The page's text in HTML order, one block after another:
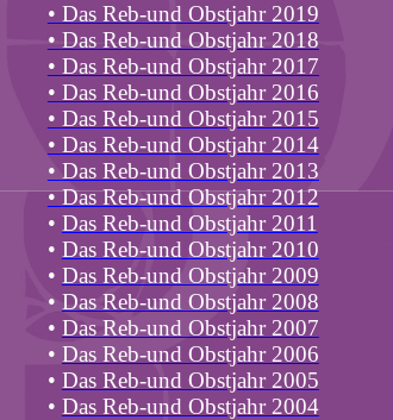
• Das Reb-und Obstjahr 2019
• Das Reb-und Obstjahr 2018
• Das Reb-und Obstjahr 2017
• Das Reb-und Obstjahr 2016
• Das Reb-und Obstjahr 2015
• Das Reb-und Obstjahr 2014
• Das Reb-und Obstjahr 2013
•Das Reb-und Obstjahr 2012
• Das Reb-und Obstjahr 2011
• Das Reb-und Obstjahr 2010
• Das Reb-und Obstjahr 2009
• Das Reb-und Obstjahr 2008
• Das Reb-und Obstjahr 2007
• Das Reb-und Obstjahr 2006
• Das Reb-und Obstjahr 2005
• Das Reb-und Obstjahr 2004